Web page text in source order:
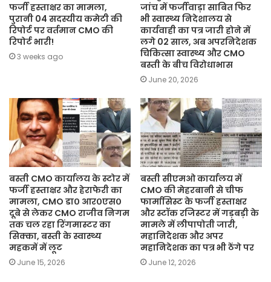
फर्जी हस्ताक्षर का मामला,
पुरानी 04 सदस्यीय कमेटी की
रिपोर्ट पर वर्तमान CMO की
रिपोर्ट भारी!
3 weeks ago
जांच में फर्जीवाड़ा साबित फिर
भी स्वास्थ्य निदेशालय से
कार्यवाही का पत्र जारी होने में
लगे 02 साल, अब अपरनिदेशक
चिकित्सा स्वास्थ्य और CMO
बस्ती के बीच विरोधाभास
June 20, 2026
बस्ती CMO कार्यालय के स्टोर में
फर्जी हस्ताक्षर और हेराफेरी का
मामला, CMO डा० आर०एस०
दूबे से लेकर CMO राजीव निगम
तक चल रहा रिंगमास्टर का
सिक्का, बस्ती के स्वास्थ्य
महकमें में लूट
June 15, 2026
बस्ती सीएमओ कार्यालय में
CMO की मेहरबानी से चीफ
फार्मासिस्ट के फर्जी हस्ताक्षर
और स्टॉक रजिस्टर में गड़बड़ी के
मामले में लीपापोती जारी,
महानिदेशक और अपर
महानिदेशक का पत्र भी ठेंगे पर
June 12, 2026